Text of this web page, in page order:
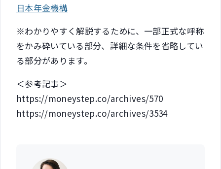
日本年金機構
※わかりやすく解説するために、一部正式な呼称
をかみ砕いている部分、詳細な条件を省略してい
る部分があります。
＜参考記事＞
https://moneystep.co/archives/570
https://moneystep.co/archives/3534